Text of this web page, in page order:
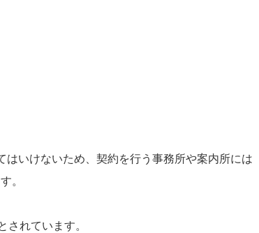
いけないため、契約を行う事務所や案内所には
。
されています。